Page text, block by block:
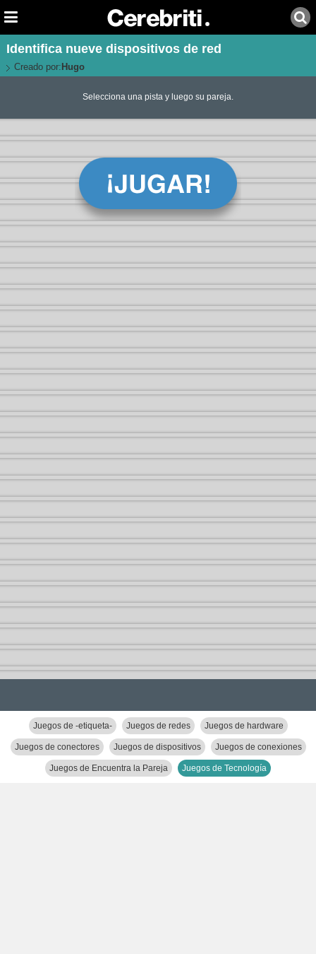
Identifica nueve dispositivos de red
Creado por: Hugo
Selecciona una pista y luego su pareja.
Juegos de -etiqueta- Juegos de redes Juegos de hardware
Juegos de conectores Juegos de dispositivos Juegos de conexiones
Juegos de Encuentra la Pareja Juegos de Tecnología